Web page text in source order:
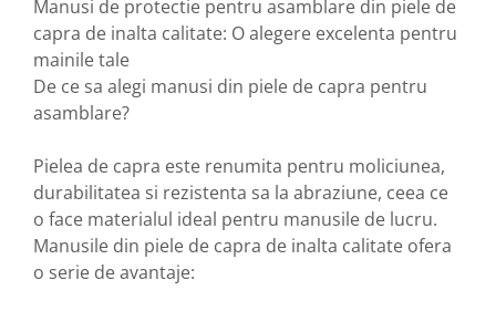
Manusi de protectie pentru asamblare din piele de
capra de inalta calitate: O alegere excelenta pentru
mainile tale
De ce sa alegi manusi din piele de capra pentru
asamblare?
Pielea de capra este renumita pentru moliciunea,
durabilitatea si rezistenta sa la abraziune, ceea ce
o face materialul ideal pentru manusile de lucru.
Manusile din piele de capra de inalta calitate ofera
o serie de avantaje: